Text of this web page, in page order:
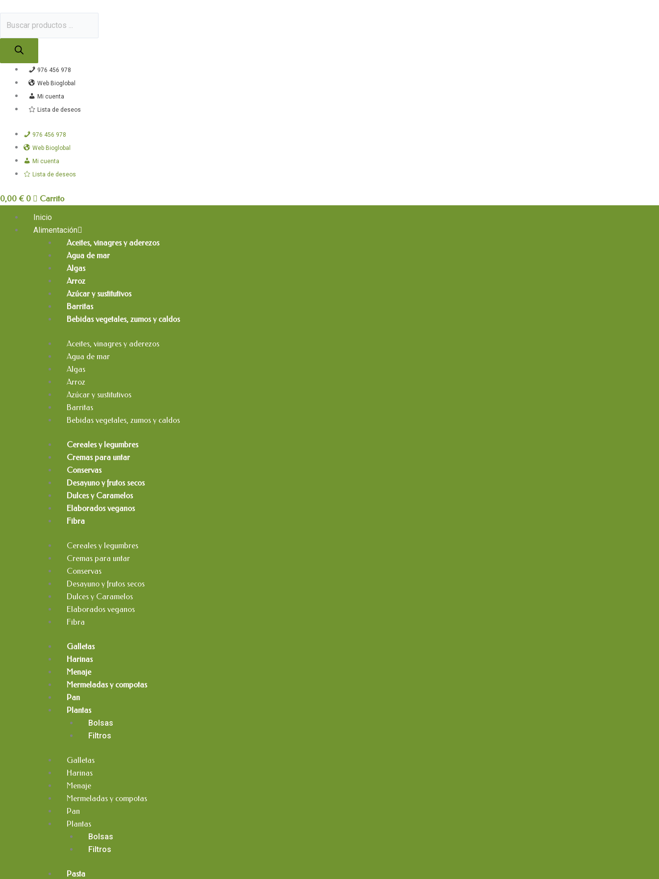
contenido
productos
976 456 978
Web Bioglobal
Mi cuenta
Lista de deseos
976 456 978
Web Bioglobal
Mi cuenta
Lista de deseos
0,00 € 0
Carrito
Inicio
Alimentación
Aceites, vinagres y aderezos
Agua de mar
Algas
Arroz
Azúcar y sustitutivos
Barritas
Bebidas vegetales, zumos y caldos
Aceites, vinagres y aderezos
Agua de mar
Algas
Arroz
Azúcar y sustitutivos
Barritas
Bebidas vegetales, zumos y caldos
Cereales y legumbres
Cremas para untar
Conservas
Desayuno y frutos secos
Dulces y Caramelos
Elaborados veganos
Fibra
Cereales y legumbres
Cremas para untar
Conservas
Desayuno y frutos secos
Dulces y Caramelos
Elaborados veganos
Fibra
Galletas
Harinas
Menaje
Mermeladas y compotas
Pan
Plantas
Bolsas
Filtros
Galletas
Harinas
Menaje
Mermeladas y compotas
Pan
Plantas
Bolsas
Filtros
Pasta